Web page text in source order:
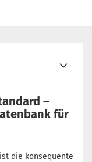
–
für
die konsequente